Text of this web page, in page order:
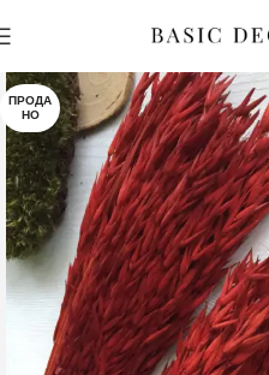
ПРОДА
НО